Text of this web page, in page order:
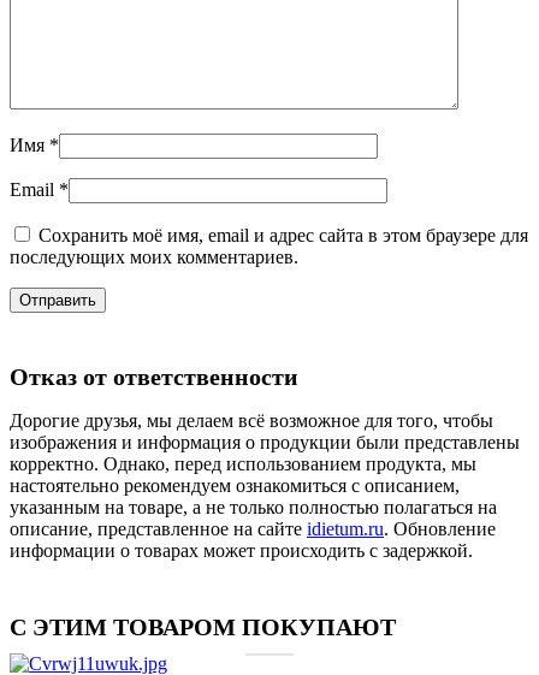
Имя *
Email *
Сохранить моё имя, email и адрес сайта в этом браузере для
последующих моих комментариев.
Отказ от ответственности
Дорогие друзья, мы делаем всё возможное для того, чтобы
изображения и информация о продукции были представлены
корректно. Однако, перед использованием продукта, мы
настоятельно рекомендуем ознакомиться с описанием,
указанным на товаре, а не только полностью полагаться на
описание, представленное на сайте idietum.ru. Обновление
информации о товарах может происходить с задержкой.
С ЭТИМ ТОВАРОМ ПОКУПАЮТ